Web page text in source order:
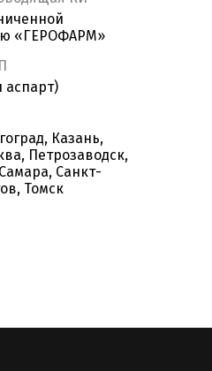
«ГЕРОФАРМ»
аспарт)
Казань,
Петрозаводск,
Санкт-
Томск